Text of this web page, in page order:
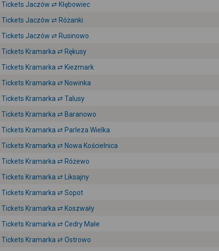
Tickets Jaczów ⇄ Kłębowiec
Tickets Jaczów ⇄ Różanki
Tickets Jaczów ⇄ Rusinowo
Tickets Kramarka ⇄ Rękusy
Tickets Kramarka ⇄ Kiezmark
Tickets Kramarka ⇄ Nowinka
Tickets Kramarka ⇄ Talusy
Tickets Kramarka ⇄ Baranowo
Tickets Kramarka ⇄ Parleza Wielka
Tickets Kramarka ⇄ Nowa Kościelnica
Tickets Kramarka ⇄ Różewo
Tickets Kramarka ⇄ Liksajny
Tickets Kramarka ⇄ Sopot
Tickets Kramarka ⇄ Koszwały
Tickets Kramarka ⇄ Cedry Małe
Tickets Kramarka ⇄ Ostrowo